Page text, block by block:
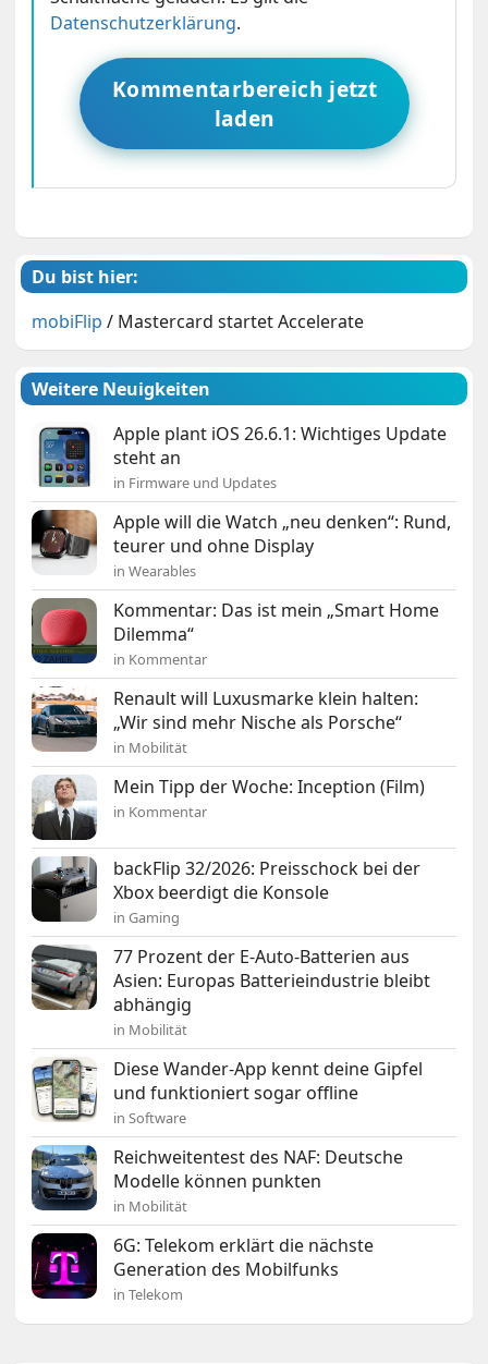
Datenschutzerklärung.
Kommentarbereich jetzt
laden
Du bist hier:
mobiFlip / Mastercard startet Accelerate
Weitere Neuigkeiten
Apple plant iOS 26.6.1: Wichtiges Update
steht an
in Firmware und Updates
Apple will die Watch „neu denken“: Rund,
teurer und ohne Display
in Wearables
Kommentar: Das ist mein „Smart Home
Dilemma“
in Kommentar
Renault will Luxusmarke klein halten:
„Wir sind mehr Nische als Porsche“
in Mobilität
Mein Tipp der Woche: Inception (Film)
in Kommentar
backFlip 32/2026: Preisschock bei der
Xbox beerdigt die Konsole
in Gaming
77 Prozent der E-Auto-Batterien aus
Asien: Europas Batterieindustrie bleibt
abhängig
in Mobilität
Diese Wander-App kennt deine Gipfel
und funktioniert sogar offline
in Software
Reichweitentest des NAF: Deutsche
Modelle können punkten
in Mobilität
6G: Telekom erklärt die nächste
Generation des Mobilfunks
in Telekom